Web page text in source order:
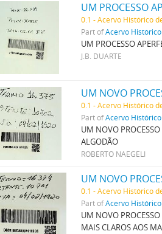
UM PROCESSO
0.1 - Acervo Histórico
Part ofAcervo
UM PROCESSO
J.B. DUARTE
0.1 - Acervo Histórico
Part ofAcervo
UM NOVO
ALGODÃO
ROBERTO NAEGELI
0.1 - Acervo Histórico
Part ofAcervo
UM NOVO PROCESSO
MAIS CLAROS AOS